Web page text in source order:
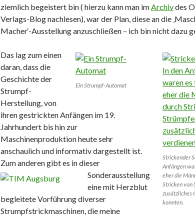
ziemlich begeistert bin ( hierzu kann man imArchivdes
Verlags-Blog nachlesen), war der Plan, diese an die
Macher‘-Ausstellung anzuschließen – ich bin nicht dazu
Strickender
Anfängen
eher die
Stricken von
zusätzliches
konnten.
Ein Strumpf-Automat
Das lag zum einen
daran, dass die
Geschichte der
Strumpf-
Herstellung, von
ihren gestrickten Anfängen im 19.
Jahrhundert bis hin zur
Maschinenproduktion heute sehr
anschaulich und informativ dargestellt ist.
Zum anderen gibt es in dieser
Sonderausstellung
eine mit Herzblut
begleitete Vorführung diverser
Strumpfstrickmaschinen, die meine